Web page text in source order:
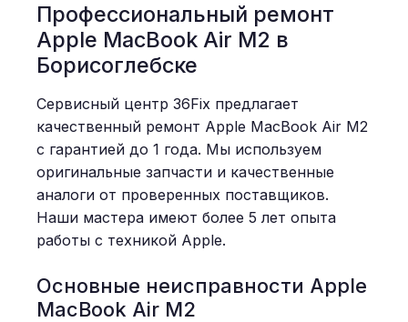
Профессиональный ремонт
Apple MacBook Air M2 в
Борисоглебске
Сервисный центр 36Fix предлагает
качественный ремонт Apple MacBook Air M2
с гарантией до 1 года. Мы используем
оригинальные запчасти и качественные
аналоги от проверенных поставщиков.
Наши мастера имеют более 5 лет опыта
работы с техникой Apple.
Основные неисправности Apple
MacBook Air M2